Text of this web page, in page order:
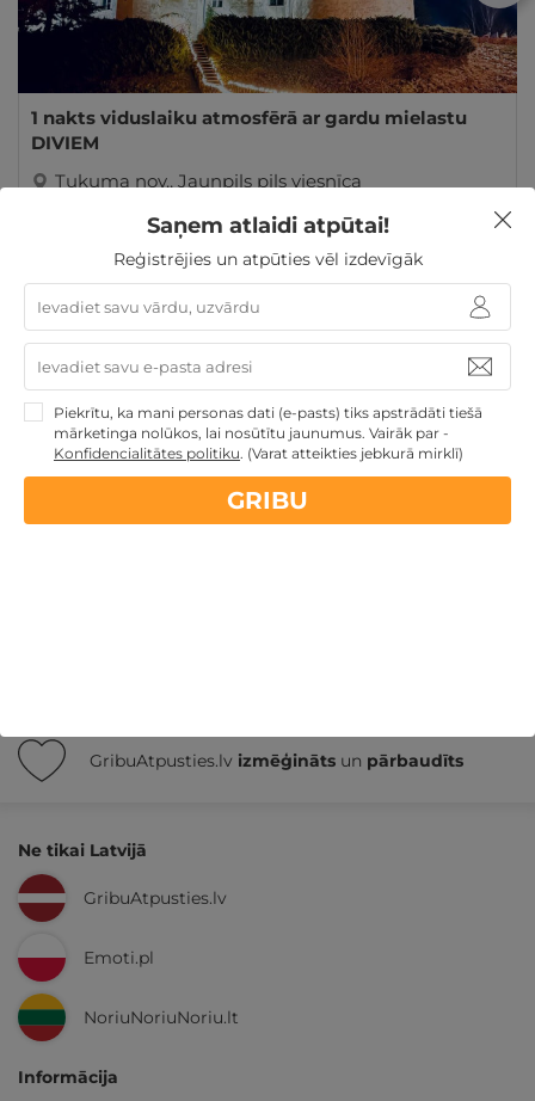
1 nakts viduslaiku atmosfērā ar gardu mielastu
DIVIEM
Tukuma nov., Jaunpils pils viesnīca
181€
Atpūta maija brīvdienās
Derīgs arī VASARĀ
Atpūta muižās un pilīs
Atpūtai
Līgo svētkos
Unikālas atpūtas vietas vasarai
Atpūta Latvijā
GribuAtpusties.lv izmēģināts un pārbaudīts
Ne tikai Latvijā
GribuAtpusties.lv
Emoti.pl
NoriuNoriuNoriu.lt
Informācija
Saņem atlaidi atpūtai!
Reģistrējies un atpūties vēl izdevīgāk
Piekrītu, ka mani personas dati (e-pasts) tiks apstrādāti tiešā
mārketinga nolūkos, lai nosūtītu jaunumus. Vairāk par -
Konfidencialitātes politiku. (Varat atteikties jebkurā mirklī)
GRIBU